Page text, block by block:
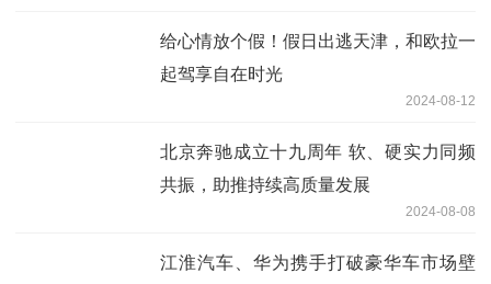
给心情放个假！假日出逃天津，和欧拉一
起驾享自在时光
2024-08-12
北京奔驰成立十九周年 软、硬实力同频
共振，助推持续高质量发展
2024-08-08
江淮汽车、华为携手打破豪华车市场壁